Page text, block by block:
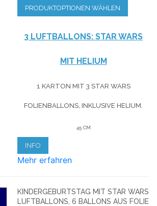
PRODUKTOPTIONEN WÄHLEN
3 LUFTBALLONS: STAR WARS
MIT HELIUM
1 KARTON MIT 3 STAR WARS
FOLIENBALLONS, INKLUSIVE HELIUM.
45 CM
INFO
Mehr erfahren
KINDERGEBURTSTAG MIT STAR WARS
LUFTBALLONS, 6 BALLONS AUS FOLIE